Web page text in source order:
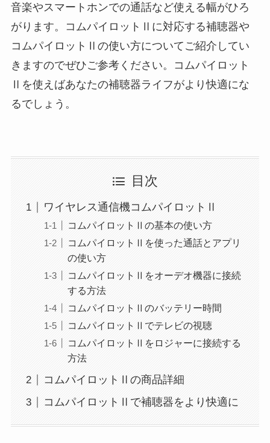
音楽やスマートホンでの通話など使える幅がひろ
がります。コムパイロットⅡに対応する補聴器や
コムパイロットⅡの使い方についてご紹介してい
きますのでぜひご参考ください。コムパイロット
Ⅱを使えばあなたの補聴器ライフがより快適にな
るでしょう。
目次
ワイヤレス通信機コムパイロットⅡ
コムパイロットⅡの基本の使い方
コムパイロットⅡを使った通話とアプリ
の使い方
コムパイロットⅡをオーデオ機器に接続
する方法
コムパイロットⅡのバッテリー時間
コムパイロットⅡでテレビの視聴
コムパイロットⅡをロジャーに接続する
方法
コムパイロットⅡの商品詳細
コムパイロットⅡで補聴器をより快適に